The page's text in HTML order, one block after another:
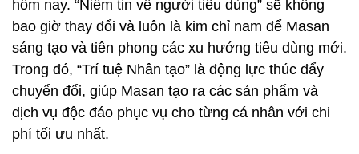
hôm nay. “Niềm tin về người tiêu dùng” sẽ không
bao giờ thay đổi và luôn là kim chỉ nam để Masan
sáng tạo và tiên phong các xu hướng tiêu dùng mới.
Trong đó, “Trí tuệ Nhân tạo” là động lực thúc đẩy
chuyển đổi, giúp Masan tạo ra các sản phẩm và
dịch vụ độc đáo phục vụ cho từng cá nhân với chi
phí tối ưu nhất.